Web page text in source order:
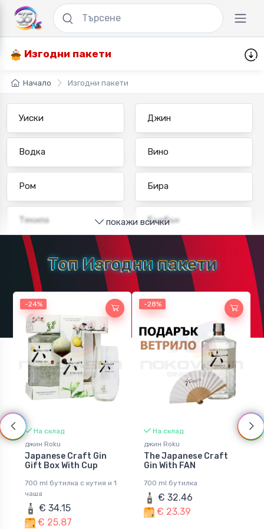
Изгодни пакети
Начало Изгодни пакети
Уиски Джин
Водка Вино
Ром Бира
Текила Бърбън
Бренди
Ликьор
Безалкохолни напитки
покажи всички
Топ Изгодни пакети
-24%
На склад
джин Roku
Japanese Craft Gin
Gift Box With Cup
700 ml бутилка с кутия и 1
чаша
€ 34.15
€ 25.87
-28%
На склад
джин Roku
The Japanese Craft
Gin With FAN
700 ml бутилка
€ 32.46
€ 23.39